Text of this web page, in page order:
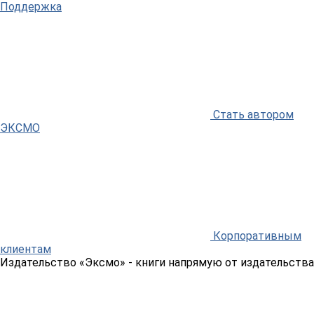
Поддержка
Стать автором
ЭКСМО
Корпоративным
клиентам
Издательство «Эксмо» - книги напрямую от издательства